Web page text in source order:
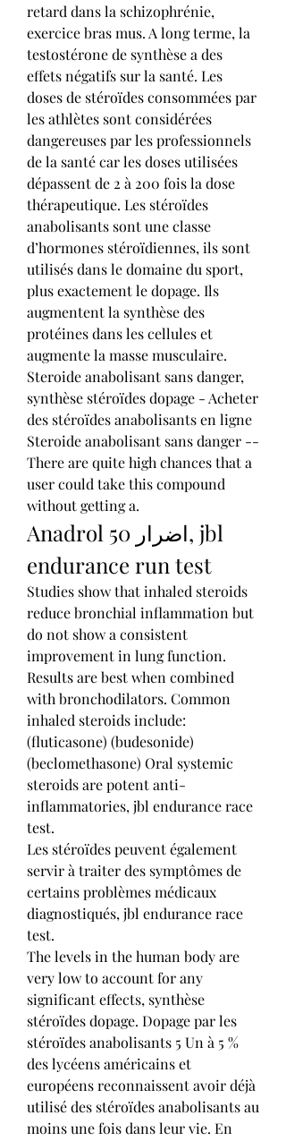
retard dans la schizophrénie,
exercice bras mus. A long terme, la
testostérone de synthèse a des
effets négatifs sur la santé. Les
doses de stéroïdes consommées par
les athlètes sont considérées
dangereuses par les professionnels
de la santé car les doses utilisées
dépassent de 2 à 200 fois la dose
thérapeutique. Les stéroïdes
anabolisants sont une classe
d’hormones stéroïdiennes, ils sont
utilisés dans le domaine du sport,
plus exactement le dopage. Ils
augmentent la synthèse des
protéines dans les cellules et
augmente la masse musculaire.
Steroide anabolisant sans danger,
synthèse stéroïdes dopage - Acheter
des stéroïdes anabolisants en ligne
Steroide anabolisant sans danger --
There are quite high chances that a
user could take this compound
without getting a.
Anadrol 50 اضرار, jbl
endurance run test
Studies show that inhaled steroids
reduce bronchial inflammation but
do not show a consistent
improvement in lung function.
Results are best when combined
with bronchodilators. Common
inhaled steroids include:
(fluticasone) (budesonide)
(beclomethasone) Oral systemic
steroids are potent anti-
inflammatories, jbl endurance race
test.
Les stéroïdes peuvent également
servir à traiter des symptômes de
certains problèmes médicaux
diagnostiqués, jbl endurance race
test.
The levels in the human body are
very low to account for any
significant effects, synthèse
stéroïdes dopage. Dopage par les
stéroïdes anabolisants 5 Un à 5 %
des lycéens américains et
européens reconnaissent avoir déjà
utilisé des stéroïdes anabolisants au
moins une fois dans leur vie. En